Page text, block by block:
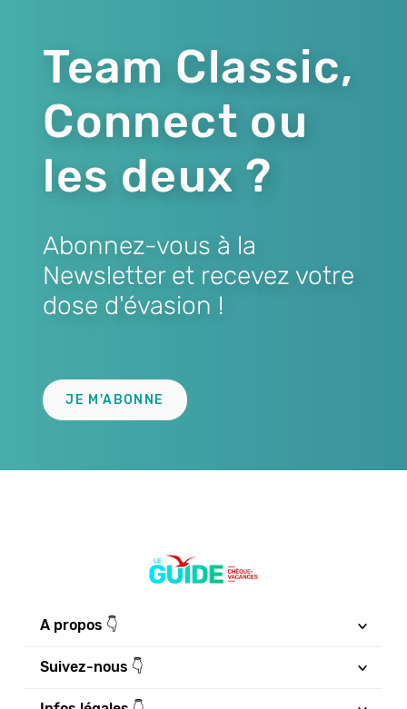
Team Classic,
Connect ou
les deux ?
Abonnez-vous à la
Newsletter et recevez votre
dose d'évasion !
JE M'ABONNE
A propos 👇
Suivez-nous 👇